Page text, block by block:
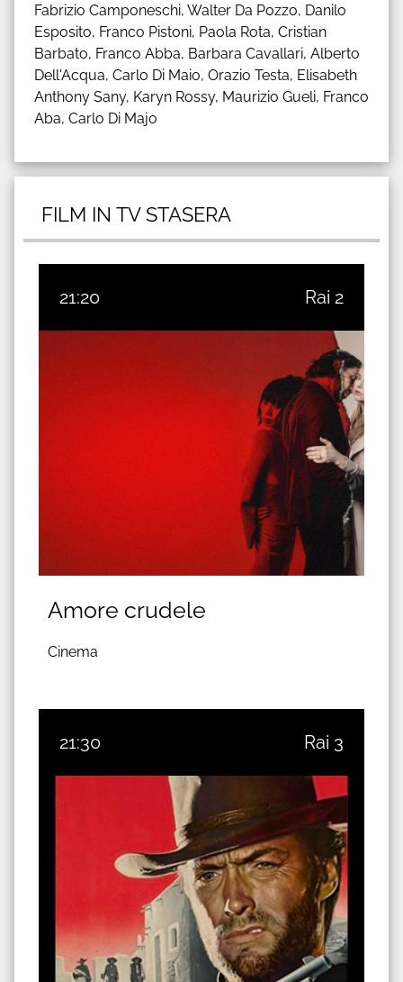
Fabrizio Camponeschi, Walter Da Pozzo, Danilo
Esposito, Franco Pistoni, Paola Rota, Cristian
Barbato, Franco Abba, Barbara Cavallari, Alberto
Dell'Acqua, Carlo Di Maio, Orazio Testa, Elisabeth
Anthony Sany, Karyn Rossy, Maurizio Gueli, Franco
Aba, Carlo Di Majo
FILM IN TV STASERA
21:20 Rai 2
Amore crudele
Cinema
21:30 Rai 3